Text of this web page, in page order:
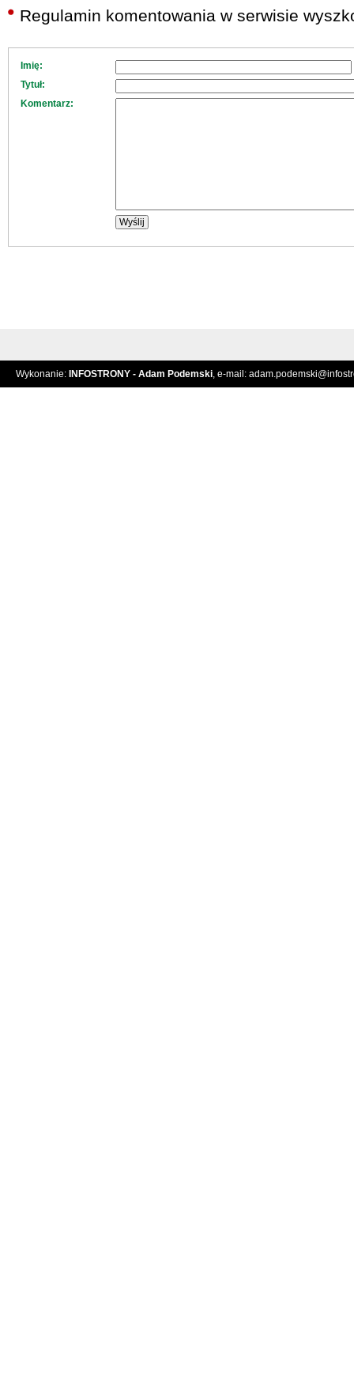
Regulamin komentowania w serwisie
Imię:
Tytuł:
Komentarz:
Wykonanie: INFOSTRONY - Adam Podemski, e-mail: